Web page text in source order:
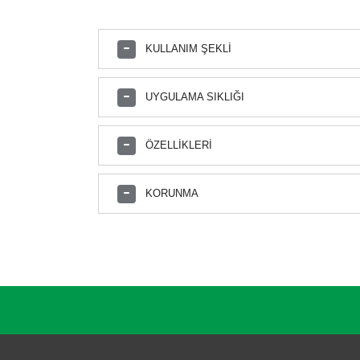
KULLANIM ŞEKLİ
UYGULAMA SIKLIĞI
Havaların ısınmasıyla birlikte en az iki günde bir
ÖZELLİKLERİ
DELTA-H 10/15 EC, Sivrisinek ve karasinek ergin
DELTA-H 10/15 EC, memeliler için yüksek emniyet
KORUNMA